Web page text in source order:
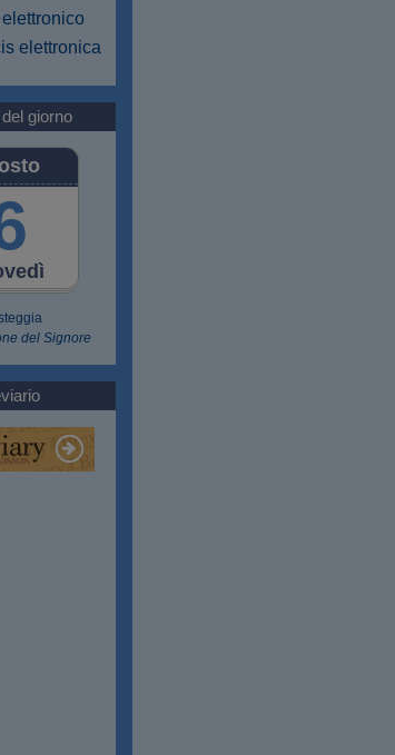
elettronica
giorno
del Signore